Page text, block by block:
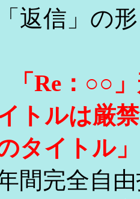
返信」の
「Re：○○
トルは厳
タイトル
間完全自